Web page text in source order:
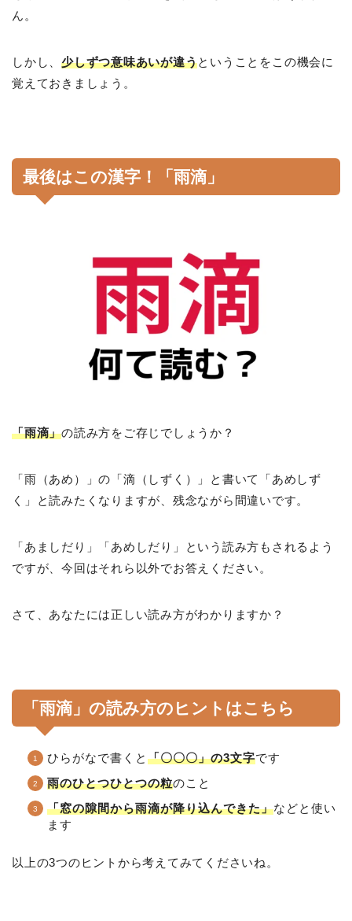
ん。
しかし、少しずつ意味あいが違うということをこの機会に
覚えておきましょう。
最後はこの漢字！「雨滴」
「雨滴」の読み方をご存じでしょうか？
「雨（あめ）」の「滴（しずく）」と書いて「あめしず
く」と読みたくなりますが、残念ながら間違いです。
「あましだり」「あめしだり」という読み方もされるよう
ですが、今回はそれら以外でお答えください。
さて、あなたには正しい読み方がわかりますか？
「雨滴」の読み方のヒントはこちら
ひらがなで書くと 「〇〇〇」の3文字です
雨のひとつひとつの粒のこと
「窓の隙間から雨滴が降り込んできた」などと使い
ます
以上の3つのヒントから考えてみてくださいね。